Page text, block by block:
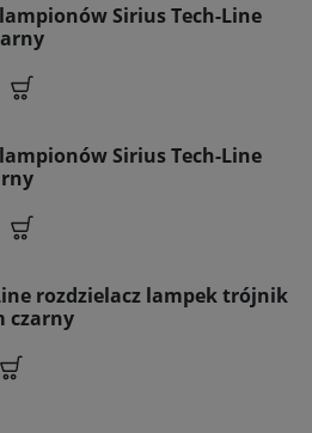
lampionów Sirius Tech-Line
lampionów Sirius Tech-Line
rozdzielacz lampek trójnik
czarny